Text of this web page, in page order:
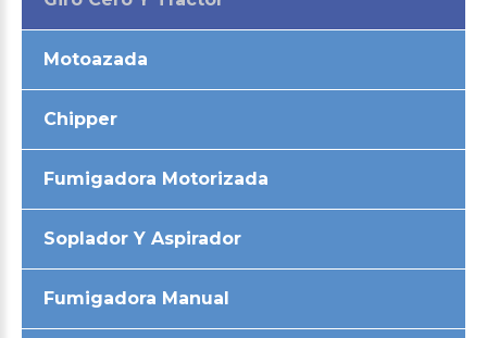
Motoazada
Chipper
Fumigadora Motorizada
Soplador Y Aspirador
Fumigadora Manual